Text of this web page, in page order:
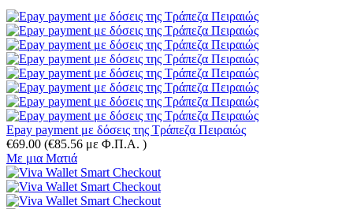
Epay payment με δόσεις της Τράπεζα Πειραιώς
€69.00 (€85.56 με Φ.Π.Α. )
Με μια Ματιά